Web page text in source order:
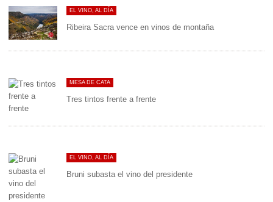
EL VINO, AL DÍA
Ribeira Sacra vence en vinos de montaña
MESA DE CATA
Tres tintos frente a frente
EL VINO, AL DÍA
Bruni subasta el vino del presidente